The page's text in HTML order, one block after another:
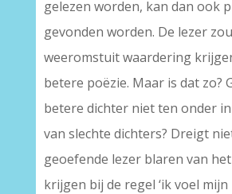
gelezen worden, kan dan ook
gevonden worden. De lezer
weeromstuit waardering
betere poëzie. Maar is dat zo?
betere dichter niet ten onder
van slechte dichters? Dreigt
geoefende lezer blaren van
krijgen bij de regel ‘ik voel